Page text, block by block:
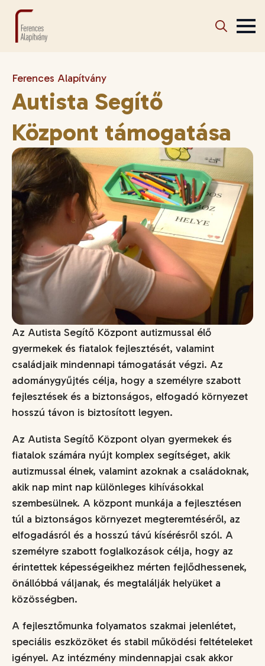
Ferences Alapítvány
Autista Segítő
Központ támogatása
Az Autista Segítő Központ autizmussal élő
gyermekek és fiatalok fejlesztését, valamint
családjaik mindennapi támogatását végzi. Az
adománygyűjtés célja, hogy a személyre szabott
fejlesztések és a biztonságos, elfogadó környezet
hosszú távon is biztosított legyen.
Az Autista Segítő Központ olyan gyermekek és
fiatalok számára nyújt komplex segítséget, akik
autizmussal élnek, valamint azoknak a családoknak,
akik nap mint nap különleges kihívásokkal
szembesülnek. A központ munkája a fejlesztésen
túl a biztonságos környezet megteremtéséről, az
elfogadásról és a hosszú távú kísérésről szól. A
személyre szabott foglalkozások célja, hogy az
érintettek képességeikhez mérten fejlődhessenek,
önállóbbá váljanak, és megtalálják helyüket a
közösségben.
A fejlesztőmunka folyamatos szakmai jelenlétet,
speciális eszközöket és stabil működési feltételeket
igényel. Az intézmény mindennapjai csak akkor